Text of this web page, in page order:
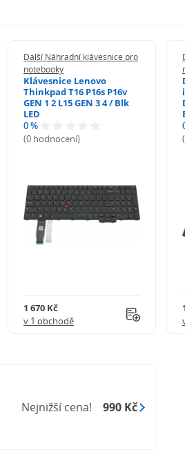
Další Náhradní klávesnice pro
notebooky
Klávesnice Lenovo
Thinkpad T16 P16s P16v
GEN 1 2 L15 GEN 3 4 / Blk
LED
0 %
(0 hodnocení)
1 670 Kč
v 1 obchodě
Nejnižší cena! 990 Kč